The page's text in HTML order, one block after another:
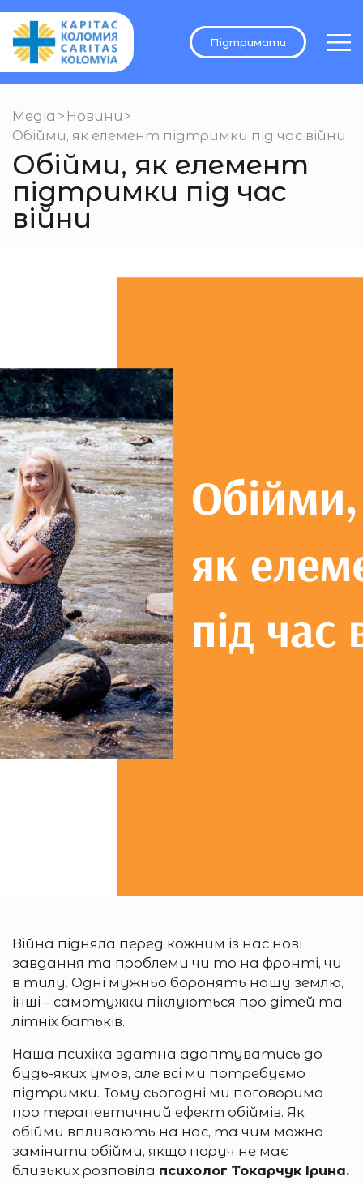
Підтримати
Медіа > Новини >
Обійми, як елемент підтримки під час війни
Обійми, як елемент
підтримки під час
війни
Війна підняла перед кожним із нас нові
завдання та проблеми чи то на фронті, чи
в тилу. Одні мужньо боронять нашу землю,
інші – самотужки піклуються про дітей та
літніх батьків.
Наша психіка здатна адаптуватись до
будь-яких умов, але всі ми потребуємо
підтримки. Тому сьогодні ми поговоримо
про терапевтичний ефект обіймів. Як
обійми впливають на нас, та чим можна
замінити обійми, якщо поруч не має
близьких розповіла психолог Токарчук Ірина.